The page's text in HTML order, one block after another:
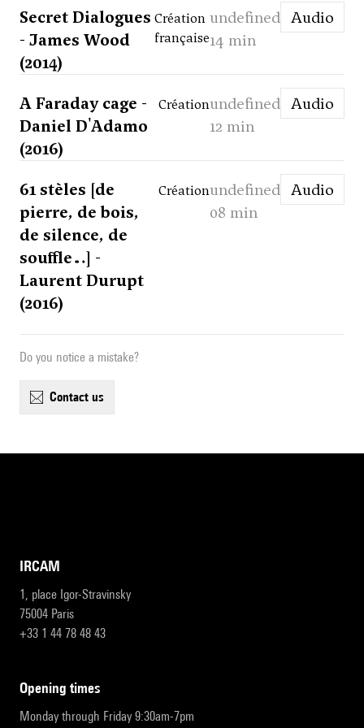
Secret Dialogues
- James Wood
(2014)
Création
française
undefined
14 min
Audio
A Faraday cage -
Daniel D'Adamo
(2016)
Créationundefined
12 min
Audio
61 stèles [de
pierre, de bois,
de silence, de
souffle…] -
Laurent Durupt
(2016)
Créationundefined
08 min
Audio
Do you notice a mistake?
contact us
IRCAM
1, place Igor-Stravinsky
75004 Paris
+33 1 44 78 48 43
opening times
Monday through Friday 9:30am-7pm